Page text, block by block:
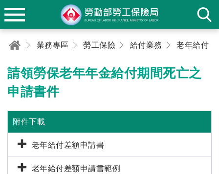
業務專區 勞工保險 給付業務 老年給付
請領勞保老年年金給付期間死亡之
申請書件
附件下載
老年給付差額申請書
老年給付差額申請書範例